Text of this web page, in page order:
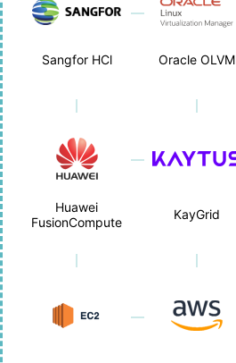
Sangfor HCl Oracle OLVM
Huawei
FusionCompute
KayGrid